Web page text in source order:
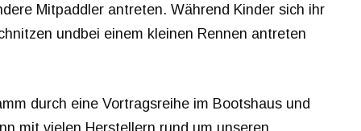
Mitpaddler antreten. Während Kinder sich ihr
undbei einem kleinen Rennen antreten
durch eine Vortragsreihe im Bootshaus und